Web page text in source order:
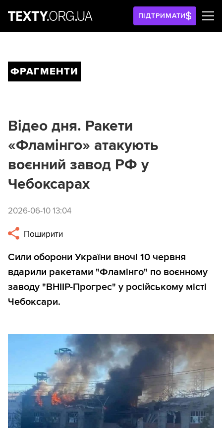
ПІДТРИМАТИ
ФРАГМЕНТИ
Відео дня. Ракети
«Фламінго» атакують
воєнний завод РФ у
Чебоксарах
2026-06-10 13:04
Поширити
Сили оборони України вночі 10 червня
вдарили ракетами "Фламінго" по воєнному
заводу "ВНІІР-Прогрес" у російському місті
Чебоксари.